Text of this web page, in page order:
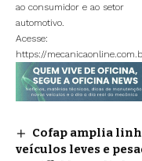
ao consumidor e ao setor
automotivo.
Acesse:
https://
Cofap amplia
veículos leves e